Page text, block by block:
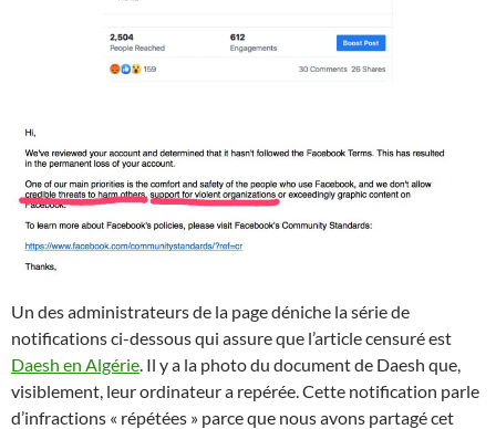
Un des administrateurs de la page déniche la série de
notifications ci-dessous qui assure que l’article censuré est
Daesh en Algérie . Il y a la photo du document de Daesh que,
visiblement, leur ordinateur a repérée. Cette notification parle
d’infractions « répétées » parce que nous avons partagé cet